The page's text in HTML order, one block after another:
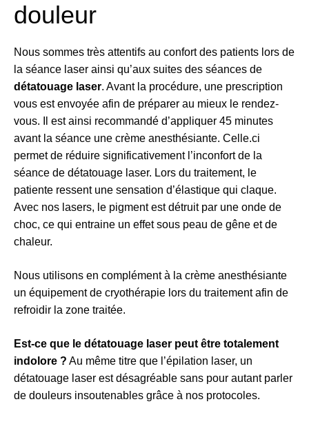
douleur
Nous sommes très attentifs au confort des patients lors de
la séance laser ainsi qu’aux suites des séances de
détatouage laser. Avant la procédure, une prescription
vous est envoyée afin de préparer au mieux le rendez-
vous. Il est ainsi recommandé d’appliquer 45 minutes
avant la séance une crème anesthésiante. Celle.ci
permet de réduire significativement l’inconfort de la
séance de détatouage laser. Lors du traitement, le
patiente ressent une sensation d’élastique qui claque.
Avec nos lasers, le pigment est détruit par une onde de
choc, ce qui entraine un effet sous peau de gêne et de
chaleur.
Nous utilisons en complément à la crème anesthésiante
un équipement de cryothérapie lors du traitement afin de
refroidir la zone traitée.
Est-ce que le détatouage laser peut être totalement
indolore ? Au même titre que l’épilation laser, un
détatouage laser est désagréable sans pour autant parler
de douleurs insoutenables grâce à nos protocoles.